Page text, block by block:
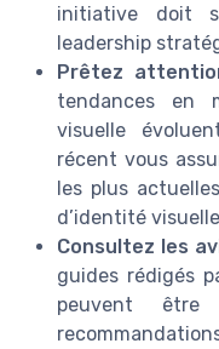
initiative doit
leadership
Prêtez
tendances en
visuelle
récent vous
les plus
d’identité
Consultez les
guides rédigés
peuvent